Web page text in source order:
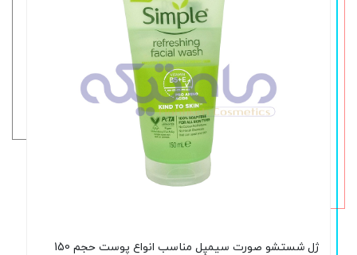
ژل شستشو صورت سیمپِل مناسب انواع پوست حجم 150